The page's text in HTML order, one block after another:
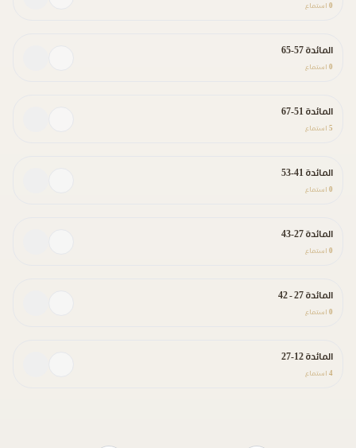
0 استماع
المائدة 57-65
0 استماع
المائدة 51-67
5 استماع
المائدة 41-53
0 استماع
المائدة 27-43
0 استماع
المائدة 27 - 42
0 استماع
المائدة 12-27
4 استماع